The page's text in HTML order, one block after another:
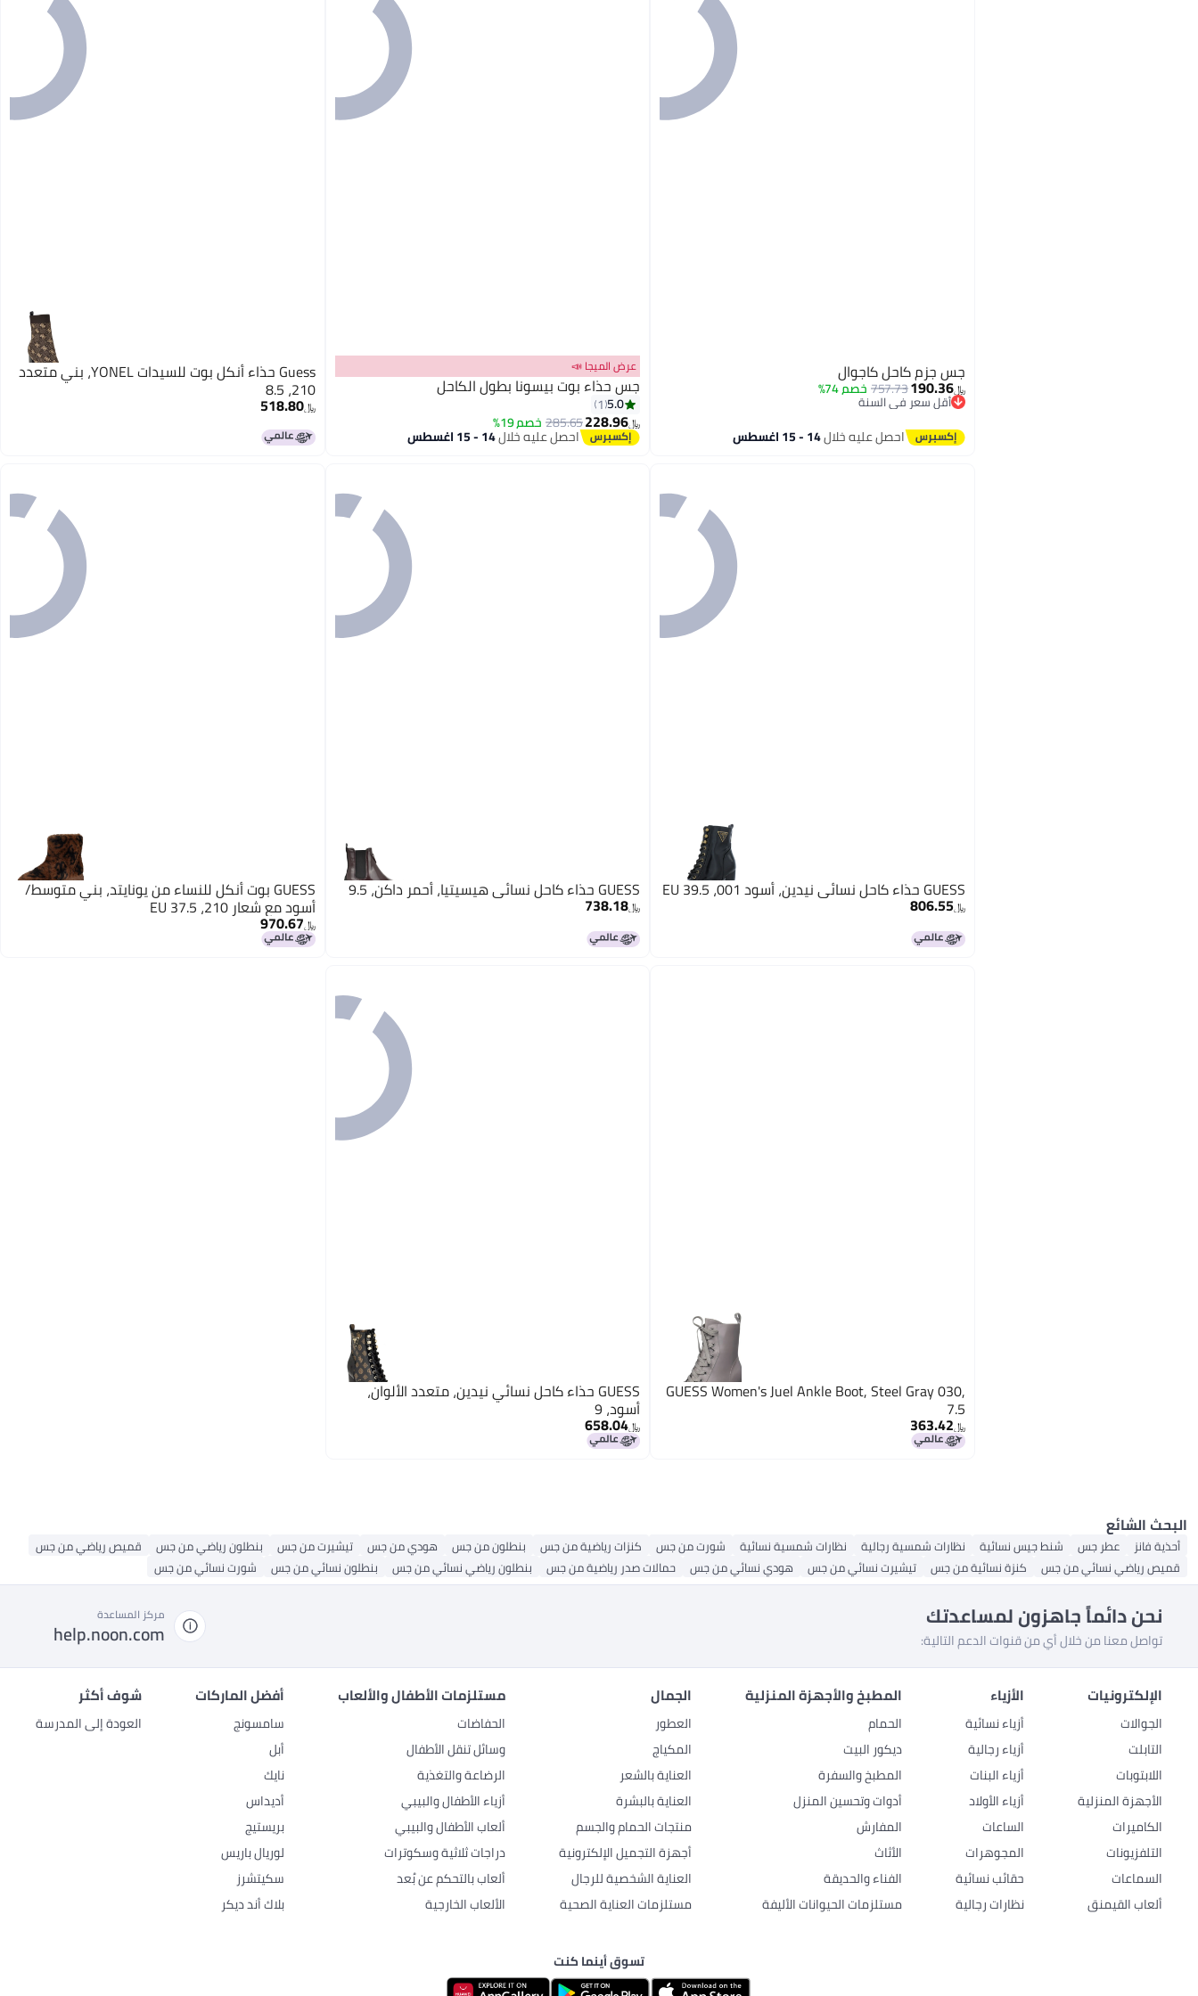
2
جس جزم كاحل كاجوال
﷼‏190.36
757.73خصم 74%
أقل سعر في السنة
أقل سعر في السنة
احصل عليه خلال14 - 15 اغسطس
عرض الميجا 📣
جس حذاء بوت بيسونا بطول الكاحل
5.0
1
﷼‏228.96
285.65خصم 19%
احصل عليه خلال14 - 15 اغسطس
Guess حذاء أنكل بوت للسيدات YONEL، بني متعدد
210، 8.5
﷼‏518.80
GUESS حذاء كاحل نسائي نيدين، أسود 001، 39.5 EU
﷼‏806.55
GUESS حذاء كاحل نسائي هيسيتيا، أحمر داكن، 9.5
﷼‏738.18
GUESS بوت أنكل للنساء من يونايتد، بني متوسط/
أسود مع شعار 210، 37.5 EU
﷼‏970.67
GUESS Women's Juel Ankle Boot, Steel Gray 030,
7.5
﷼‏363.42
GUESS حذاء كاحل نسائي نيدين، متعدد الألوان،
أسود، 9
﷼‏658.04
البحث الشائع
أحذية فانز عطر جس شنط جيس نسائية نظارات شمسية رجالية نظارات شمسية نسائية شورت من جس كنزات رياضية من جس بنطلون من جس هودي من جس تيشيرت من جس بنطلون رياضي من جس
قميص رياضي من جس
قميص رياضي نسائي من جس
كنزة نسائية من جس تيشيرت نسائي من جس هودي نسائي من جس حمالات صدر رياضية من جس بنطلون رياضي نسائي من جس بنطلون نسائي من جس شورت نسائي من جس
نحن دائماً جاهزون لمساعدتك
تواصل معنا من خلال أي من قنوات الدعم التالية:
مركز المساعدة
help.noon.com
الإلكترونيات
الجوالات
التابلت
اللابتوبات
الأجهزة المنزلية
الكاميرات
التلفزيونات
السماعات
ألعاب القيمنق
الأزياء
أزياء نسائية
أزياء رجالية
أزياء البنات
أزياء الأولاد
الساعات
المجوهرات
حقائب نسائية
نظارات رجالية
المطبخ والأجهزة المنزلية
الحمام
ديكور البيت
المطبخ والسفرة
أدوات وتحسين المنزل
المفارش
الأثاث
الفناء والحديقة
مستلزمات الحيوانات الأليفة
الجمال
العطور
المكياج
العناية بالشعر
العناية بالبشرة
منتجات الحمام والجسم
أجهزة التجميل الإلكترونية
العناية الشخصية للرجال
مستلزمات العناية الصحية
مستلزمات الأطفال والألعاب
الحفاضات
وسائل تنقل الأطفال
الرضاعة والتغذية
أزياء الأطفال والبيبي
ألعاب الأطفال والبيبي
دراجات ثلاثية وسكوترات
ألعاب بالتحكم عن بُعد
الألعاب الخارجية
أفضل الماركات
سامسونج
أبل
نايك
أديداس
بريستيج
لوريال باريس
سكيتشرز
بلاك أند ديكر
شوف أكثر
العودة إلى المدرسة
تسوق أينما كنت